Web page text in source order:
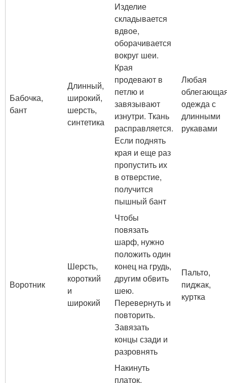
Бабочка,
бант
Длинный,
широкий,
шерсть,
синтетика
Изделие
складывается
вдвое,
оборачивается
вокруг шеи.
Края
продевают в
петлю и
завязывают
изнутри. Ткань
расправляется.
Если поднять
края и еще раз
пропустить их
в отверстие,
получится
пышный бант
Любая
одежда с
длинными
рукавами
Воротник
Шерсть,
короткий
и
широкий
Чтобы
повязать
шарф, нужно
положить один
конец на грудь,
другим обвить
шею.
Перевернуть и
повторить.
Завязать
концы сзади и
разровнять
Пальто,
пиджак,
куртка
Накинуть
платок,